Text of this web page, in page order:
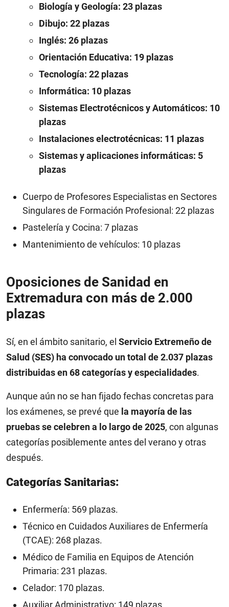
Biología y Geología: 23 plazas
Dibujo: 22 plazas
Inglés: 26 plazas
Orientación Educativa: 19 plazas
Tecnología: 22 plazas
Informática: 10 plazas
Sistemas Electrotécnicos y Automáticos: 10
plazas
Instalaciones electrotécnicas: 11 plazas
Sistemas y aplicaciones informáticas: 5
plazas
Cuerpo de Profesores Especialistas en Sectores
Singulares de Formación Profesional: 22 plazas
Pastelería y Cocina: 7 plazas
Mantenimiento de vehículos: 10 plazas
Oposiciones de Sanidad en
Extremadura con más de 2.000
plazas
Sí, en el ámbito sanitario, el Servicio Extremeño de
Salud (SES) ha convocado un total de 2.037 plazas
distribuidas en 68 categorías y especialidades.
Aunque aún no se han fijado fechas concretas para
los exámenes, se prevé que la mayoría de las
pruebas se celebren a lo largo de 2025, con algunas
categorías posiblemente antes del verano y otras
después.
Categorías Sanitarias:
Enfermería: 569 plazas.​
Técnico en Cuidados Auxiliares de Enfermería
(TCAE): 268 plazas.​
Médico de Familia en Equipos de Atención
Primaria: 231 plazas.​
Celador: 170 plazas.​
Auxiliar Administrativo: 149 plazas.​